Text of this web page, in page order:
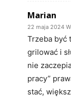
Marian
22 maja 2024
Trzeba być
grilować i
nie
pracy”
stać,